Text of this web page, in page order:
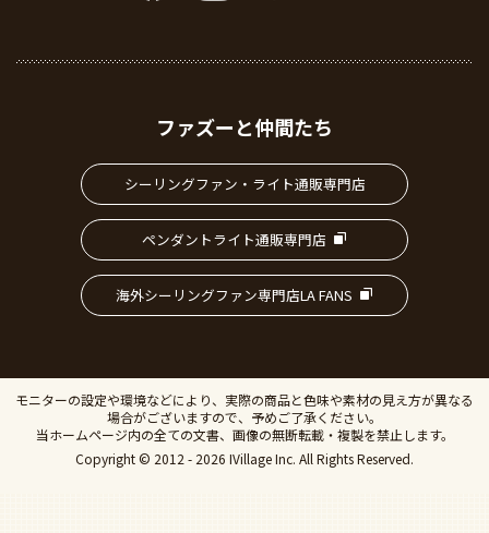
ファズーと仲間たち
シーリングファン・ライト通販専門店
ペンダントライト通販専門店
海外シーリングファン専門店LA FANS
モニターの設定や環境などにより、実際の商品と色味や素材の見え方が異なる
場合がございますので、予めご了承ください。
当ホームページ内の全ての文書、画像の無断転載・複製を禁止します。
Copyright © 2012 - 2026 IVillage Inc. All Rights Reserved.